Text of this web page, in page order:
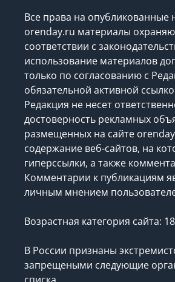
Все права на опубликованные
orenday.ru материалы
соответствии с
использование материалов
только по согласованию с
обязательной активной
Редакция не несет
достоверность рекламных
размещенных на сайте
содержание веб-сайтов, на
гиперссылки, а также
Комментарии к публикациям
личным мнением
Возрастная категория сайта:
В России признаны
запрещеными следующие